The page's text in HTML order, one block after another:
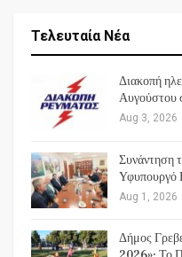
Τελευταία Νέα
Διακοπή
Αυγούστου
Aug 3, 2026
Συνάντηση
Υφυπουργό
Aug 1, 2026
Δήμος